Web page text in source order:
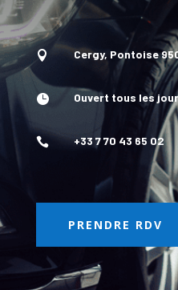
 Cergy, Pontoise
 Ouvert tous les
 +33 7 70 43 65 02
PRENDRE RDV